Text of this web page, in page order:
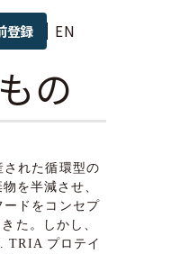
EN
登録
の
れた循環型の
を半減させ、
ードをコンセプ
た。しかし、
TRIA プロテイ